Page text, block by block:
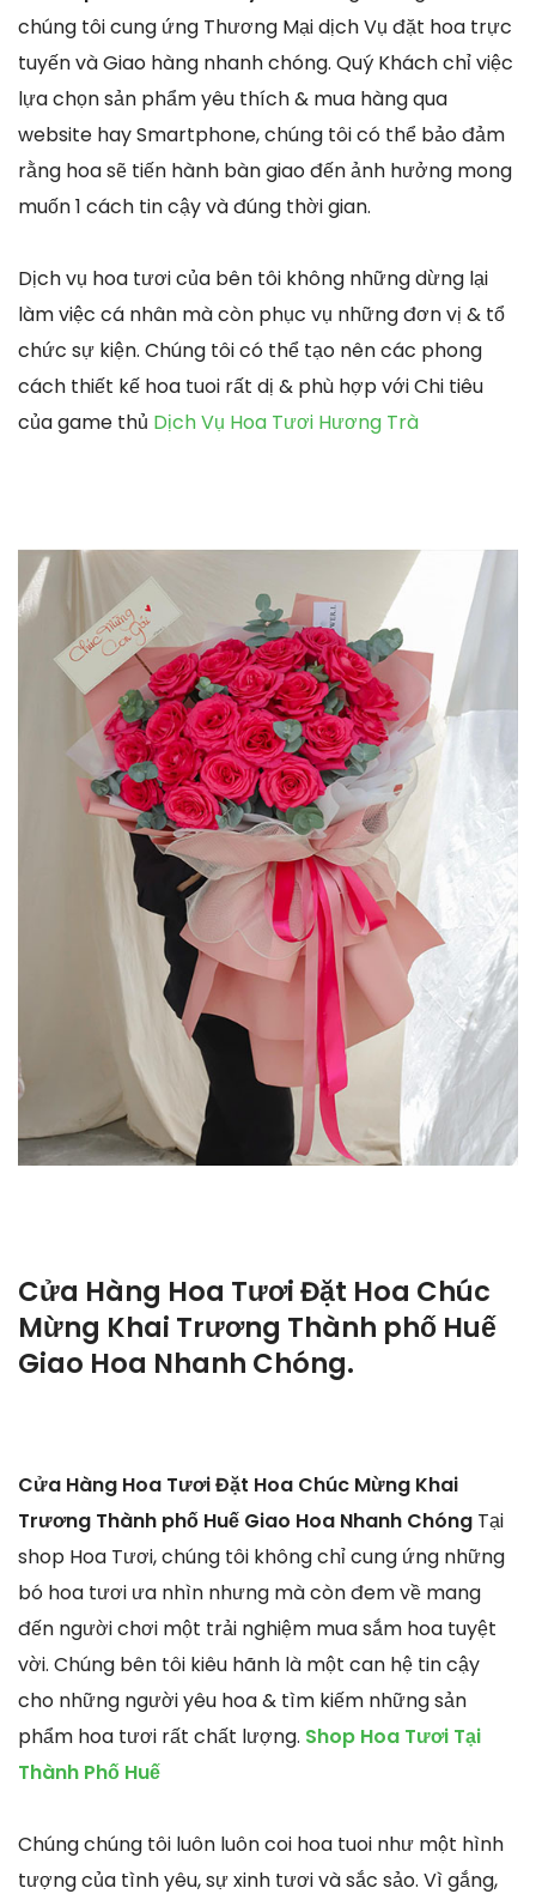
chúng tôi cung ứng Thương Mại dịch Vụ đặt hoa trực
tuyến và Giao hàng nhanh chóng. Quý Khách chỉ việc
lựa chọn sản phẩm yêu thích & mua hàng qua
website hay Smartphone, chúng tôi có thể bảo đảm
rằng hoa sẽ tiến hành bàn giao đến ảnh hưởng mong
muốn 1 cách tin cậy và đúng thời gian.
Dịch vụ hoa tươi của bên tôi không những dừng lại
làm việc cá nhân mà còn phục vụ những đơn vị & tổ
chức sự kiện. Chúng tôi có thể tạo nên các phong
cách thiết kế hoa tuoi rất dị & phù hợp với Chi tiêu
của game thủ Dịch Vụ Hoa Tươi Hương Trà
Cửa Hàng Hoa Tươi Đặt Hoa Chúc
Mừng Khai Trương Thành phố Huế
Giao Hoa Nhanh Chóng.
Cửa Hàng Hoa Tươi Đặt Hoa Chúc Mừng Khai
Trương Thành phố Huế Giao Hoa Nhanh Chóng Tại
shop Hoa Tươi, chúng tôi không chỉ cung ứng những
bó hoa tươi ưa nhìn nhưng mà còn đem về mang
đến người chơi một trải nghiệm mua sắm hoa tuyệt
vời. Chúng bên tôi kiêu hãnh là một can hệ tin cậy
cho những người yêu hoa & tìm kiếm những sản
phẩm hoa tươi rất chất lượng. Shop Hoa Tươi Tại
Thành Phố Huế
Chúng chúng tôi luôn luôn coi hoa tuoi như một hình
tượng của tình yêu, sự xinh tươi và sắc sảo. Vì gắng,